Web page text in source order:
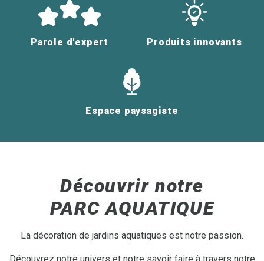
Parole d'expert Produits innovants
Espace paysagiste
Découvrir notre
PARC AQUATIQUE
La décoration de jardins aquatiques est notre passion.